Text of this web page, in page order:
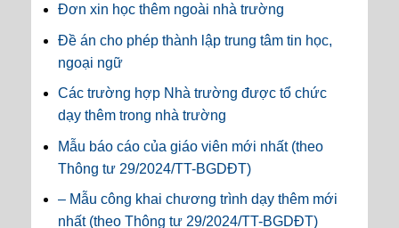
Đơn xin học thêm ngoài nhà trường
Đề án cho phép thành lập trung tâm tin học,
ngoại ngữ
Các trường hợp Nhà trường được tổ chức
dạy thêm trong nhà trường
Mẫu báo cáo của giáo viên mới nhất (theo
Thông tư 29/2024/TT-BGDĐT)
– Mẫu công khai chương trình dạy thêm mới
nhất (theo Thông tư 29/2024/TT-BGDĐT)